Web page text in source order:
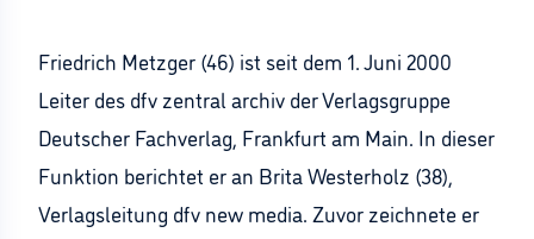
Friedrich Metzger (46) ist seit dem 1. Juni 2000
Leiter des dfv zentral archiv der Verlagsgruppe
Deutscher Fachverlag, Frankfurt am Main. In dieser
Funktion berichtet er an Brita Westerholz (38),
Verlagsleitung dfv new media. Zuvor zeichnete er